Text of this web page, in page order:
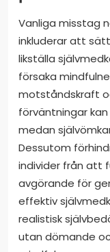
Vanliga misstag
inkluderar att
likställa
försaka
motståndskraft
förväntningar
medan
Dessutom
individer från att
avgörande för
effektiv
realistisk
utan dömande